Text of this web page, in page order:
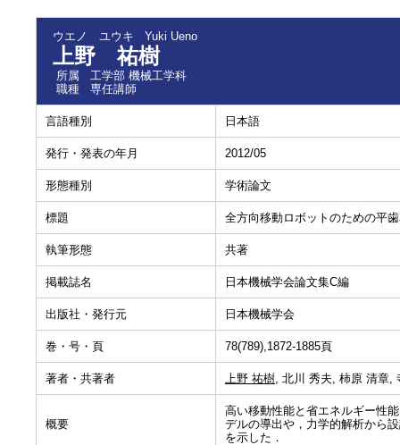
ウエノ ユウキ Yuki Ueno
上野 祐樹
所属
工学部 機械工学科
職種
専任講師
言語種別 日本語
発行・発表の年月 2012/05
形態種別 学術論文
標題 全方向移動ロボットのための平
執筆形態 共著
掲載誌名 日本機械学会論文集C編
出版社・発行元 日本機械学会
巻・号・頁 78(789),1872-1885頁
著者・共著者 上野 祐樹, 北川 秀夫, 柿原 清章,
概要
高い移動性能と省エネルギー性
デルの導出や，力学的解析から
を示した．